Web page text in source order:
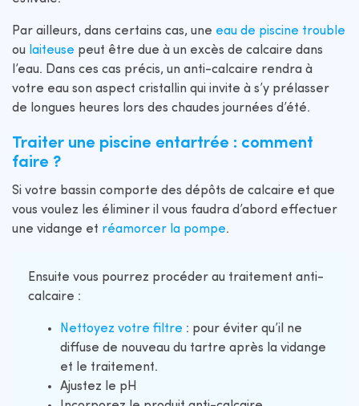
Par ailleurs, dans certains cas, une eau de piscine trouble
ou laiteuse peut être due à un excès de calcaire dans
l’eau. Dans ces cas précis, un anti-calcaire rendra à
votre eau son aspect cristallin qui invite à s’y prélasser
de longues heures lors des chaudes journées d’été.
Traiter une piscine entartrée : comment
faire ?
Si votre bassin comporte des dépôts de calcaire et que
vous voulez les éliminer il vous faudra d’abord effectuer
une vidange et réamorcer la pompe.
Ensuite vous pourrez procéder au traitement anti-
calcaire :
Nettoyez votre filtre : pour éviter qu’il ne
diffuse de nouveau du tartre après la vidange
et le traitement.
Ajustez le pH